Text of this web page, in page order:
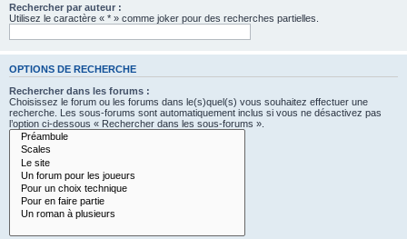
Rechercher par auteur :
Utilisez le caractère « * » comme joker pour des recherches partielles.
OPTIONS DE RECHERCHE
Rechercher dans les forums :
Choisissez le forum ou les forums dans le(s)quel(s) vous souhaitez effectuer une
recherche. Les sous-forums sont automatiquement inclus si vous ne désactivez pas
l’option ci-dessous « Rechercher dans les sous-forums ».